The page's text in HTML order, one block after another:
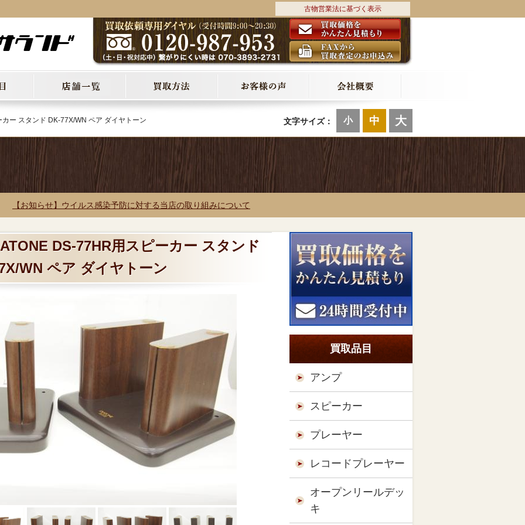
古物営業法に基づく表示
文字サイズ： 小 中 大
ー スタンド DK-77X/WN ペア ダイヤトーン
【お知らせ】ウイルス感染予防に対する当店の取り組みについて
DS-77HR用スピーカー スタンド
WN ペア ダイヤトーン
買取品目
アンプ
スピーカー
プレーヤー
レコードプレーヤー
オープンリールデッ
キ